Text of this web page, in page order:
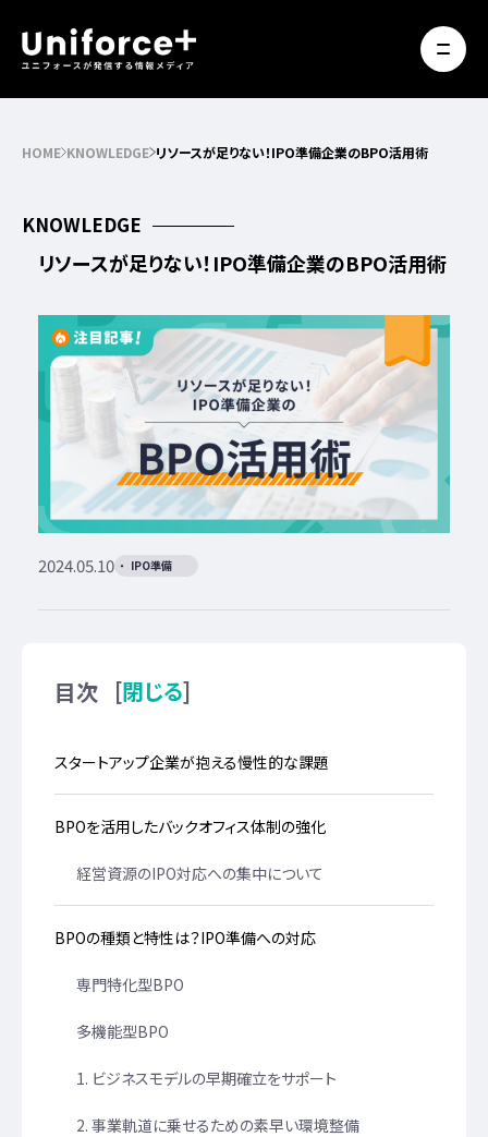
HOME KNOWLEDGE リソースが足りない！IPO準備企業のBPO活用術
KNOWLEDGE
リソースが足りない！IPO準備企業のBPO活用術
2024.05.10 IPO準備
目次 [閉じる]
スタートアップ企業が抱える慢性的な課題
BPOを活用したバックオフィス体制の強化
経営資源のIPO対応への集中について
BPOの種類と特性は？IPO準備への対応
専門特化型BPO
多機能型BPO
1. ビジネスモデルの早期確立をサポート
2. 事業軌道に乗せるための素早い環境整備